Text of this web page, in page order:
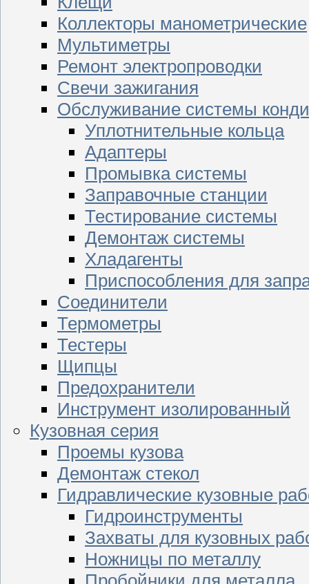
Коллекторы манометрические
Мультиметры
Ремонт электропроводки
Свечи зажигания
Обслуживание системы
Уплотнительные кольца
Адаптеры
Промывка системы
Заправочные станции
Тестирование системы
Демонтаж системы
Хладагенты
Приспособления для
Соединители
Термометры
Тестеры
Щипцы
Предохранители
Инструмент изолированный
Кузовная серия
Проемы кузова
Демонтаж стекол
Гидравлические кузовные
Гидроинструменты
Захваты для кузовных
Ножницы по металлу